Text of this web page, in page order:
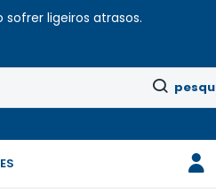
ligeiros atrasos.